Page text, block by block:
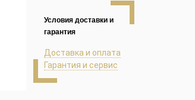
Условия доставки и
гарантия
Доставка и оплата
Гарантия и сервис